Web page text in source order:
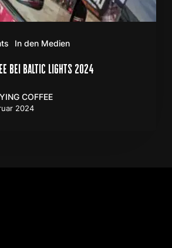
In den Medien
bei baltic lights 2024
COFFEE
2024